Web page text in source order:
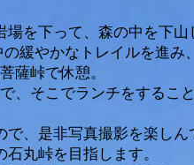
を下って、森の中を下山
緩やかなトレイルを進み、
薩峠で休憩。
、そこでランチをすること
、是非写真撮影を楽しん
丸峠を目指します。​